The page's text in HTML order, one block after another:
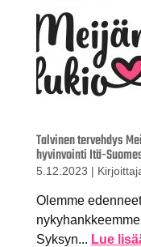
Talvinen tervehdys
hyvinvointi Itä-
5.12.2023 |
Olemme
Syksyn... Lue